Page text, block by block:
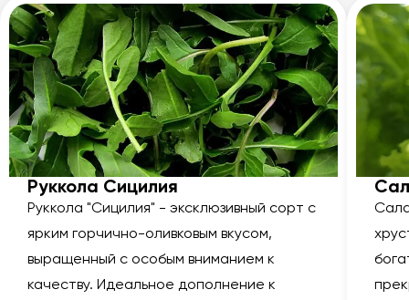
Руккола Сицилия
Руккола "Сицилия" - эксклюзивный сорт с
ярким горчично-оливковым вкусом,
выращенный с особым вниманием к
качеству. Идеальное дополнение к